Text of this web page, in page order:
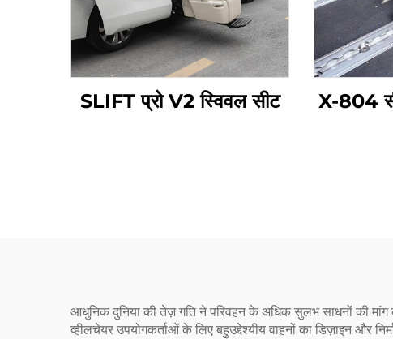
SLIFT प्रो V2 स्विवल सीट X-804
आधुनिक दुनिया की तेज़ गति ने परिवहन के अधिक सुलभ साधनों की
व्हीलचेयर उपयोगकर्ताओं के लिए बहुउद्देश्यीय वाहनों का डिज़ाइन और